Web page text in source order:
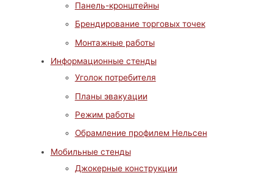
Панель-кронштейны
Брендирование торговых точек
Монтажные работы
Информационные стенды
Уголок потребителя
Планы эвакуации
Режим работы
Обрамление профилем Нельсен
Мобильные стенды
Джокерные конструкции